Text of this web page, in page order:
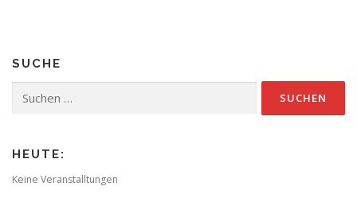
SUCHE
nach:
HEUTE:
Keine Veranstalltungen